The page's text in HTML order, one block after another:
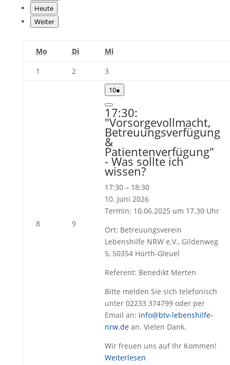
Heute
Weiter
MoMontagDiDienstagMiMittwoch
1 22.
33.
Juni
2026
88.
99.
1010.
Juni
2026
●(1
Veranstaltung)
Close
17:30:
"Vorsorgevollmacht,
Betreuungsverfügung
&
Patientenverfügung"
- Was sollte ich
wissen?
17:30 – 18:30
10. Juni 2026
Termin: 10.06.2025 um 17.30 Uhr
Ort: Betreuungsverein
Lebenshilfe NRW e.V., Gildenweg
5, 50354 Hürth-Gleuel
Referent: Benedikt Merten
Bitte melden Sie sich telefonisch
unter 02233 374799 oder per
Email an: info@btv-lebenshilfe-
nrw.dean. Vielen Dank.
Wir freuen uns auf Ihr Kommen!
Weiterlesen